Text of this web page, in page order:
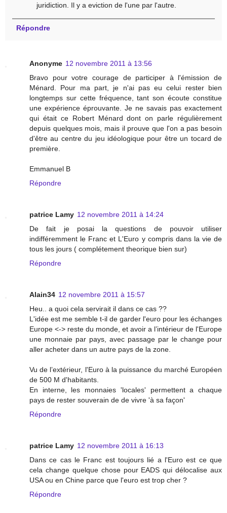
juridiction. Il y a eviction de l'une par l'autre.
Répondre
Anonyme 12 novembre 2011 à 13:56
Bravo pour votre courage de participer à l'émission de
Ménard. Pour ma part, je n'ai pas eu celui rester bien
longtemps sur cette fréquence, tant son écoute constitue
une expérience éprouvante. Je ne savais pas exactement
qui était ce Robert Ménard dont on parle régulièrement
depuis quelques mois, mais il prouve que l'on a pas besoin
d'être au centre du jeu idéologique pour être un tocard de
première.
Emmanuel B
Répondre
patrice Lamy 12 novembre 2011 à 14:24
De fait je posai la questions de pouvoir utiliser
indifféremment le Franc et L'Euro y compris dans la vie de
tous les jours ( complétement theorique bien sur)
Répondre
Alain34 12 novembre 2011 à 15:57
Heu.. a quoi cela servirait il dans ce cas ??
L'idée est me semble t-il de garder l'euro pour les échanges
Europe <-> reste du monde, et avoir a l’intérieur de l'Europe
une monnaie par pays, avec passage par le change pour
aller acheter dans un autre pays de la zone.
Vu de l’extérieur, l'Euro à la puissance du marché Européen
de 500 M d'habitants.
En interne, les monnaies 'locales' permettent a chaque
pays de rester souverain de de vivre 'à sa façon'
Répondre
patrice Lamy 12 novembre 2011 à 16:13
Dans ce cas le Franc est toujours lié a l'Euro est ce que
cela change quelque chose pour EADS qui délocalise aux
USA ou en Chine parce que l'euro est trop cher ?
Répondre